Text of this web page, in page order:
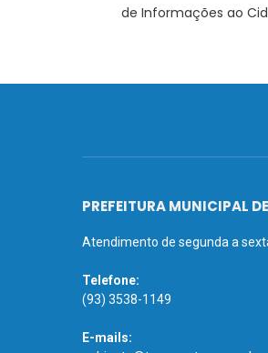
de Informações ao
PREFEITURA MUNICIPAL
Atendimento de segunda a
Telefone:
(93) 3538-1149
E-mails: